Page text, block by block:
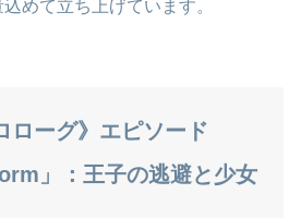
めて立ち上げています。
ローグ》エピソード
」：王子の逃避と少女